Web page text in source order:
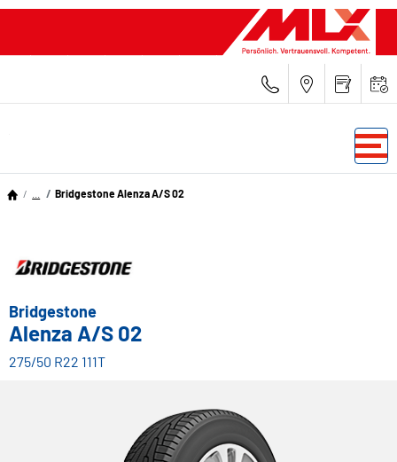
Bridgestone Alenza A/S 02
Bridgestone
Alenza A/S 02
275/50 R22 111T